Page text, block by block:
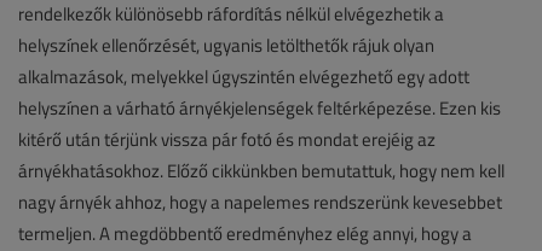
rendelkezők különösebb ráfordítás nélkül elvégezhetik a
helyszínek ellenőrzését, ugyanis letölthetők rájuk olyan
alkalmazások, melyekkel úgyszintén elvégezhető egy adott
helyszínen a várható árnyékjelenségek feltérképezése. Ezen kis
kitérő után térjünk vissza pár fotó és mondat erejéig az
árnyékhatásokhoz. Előző cikkünkben bemutattuk, hogy nem kell
nagy árnyék ahhoz, hogy a napelemes rendszerünk kevesebbet
termeljen. A megdöbbentő eredményhez elég annyi, hogy a